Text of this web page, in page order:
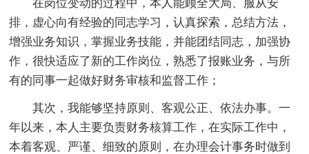
在岗位变动的过程中，本人能顾全大局、服从安
排，虚心向有经验的同志学习，认真探索，总结方法，
增强业务知识，掌握业务技能，并能团结同志，加强协
作，很快适应了新的工作岗位，熟悉了报账业务，与所
有的同事一起做好财务审核和监督工作；
其次，我能够坚持原则、客观公正、依法办事。一
年以来，本人主要负责财务核算工作，在实际工作中，
本着客观、严谨、细致的原则，在办理会计事务时做到